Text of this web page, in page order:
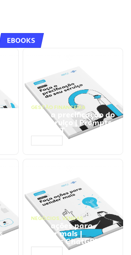
EBOOKS
GESTÃO FINANCEIRA
Faça a precificação do
seu serviço | Prompts
ChatGPT
NEGÓCIOS, VENDAS
Faça ações para
vender mais |
Prompts ChatGPT